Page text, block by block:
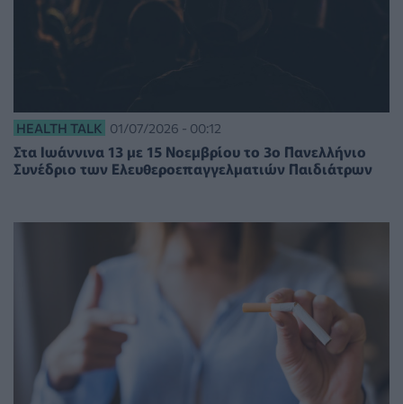
HEALTH TALK 01/07/2026 - 00:12
Στα Ιωάννινα 13 με 15 Νοεμβρίου το 3ο Πανελλήνιο
Συνέδριο των Ελευθεροεπαγγελματιών Παιδιάτρων